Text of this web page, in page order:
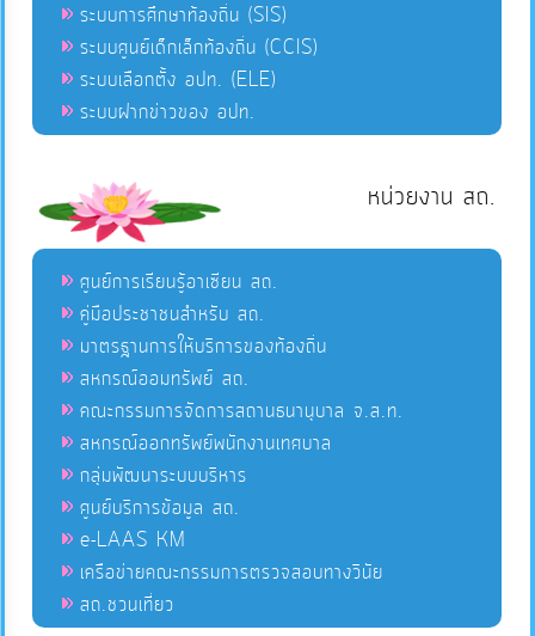
ระบบการศึกษาท้องถิ่น (SIS)
ระบบศูนย์เด็กเล็กท้องถิ่น (CCIS)
ระบบเลือกตั้ง อปท. (ELE)
ระบบฝากข่าวของ อปท.
หน่วยงาน สถ.
ศูนย์การเรียนรู้อาเซียน สถ.
คู่มือประชาชนสำหรับ สถ.
มาตรฐานการให้บริการของท้องถิ่น
สหกรณ์ออมทรัพย์ สถ.
คณะกรรมการจัดการสถานธนานุบาล จ.ส.ท.
สหกรณ์ออกทรัพย์พนักงานเทศบาล
กลุ่มพัฒนาระบบบริหาร
ศูนย์บริการข้อมูล สถ.
e-LAAS KM
เครือข่ายคณะกรรมการตรวจสอบทางวินัย
สถ.ชวนเที่ยว